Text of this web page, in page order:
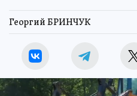
Георгий БРИНЧУК